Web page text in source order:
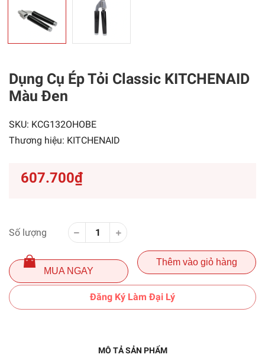
Dụng Cụ Ép Tỏi Classic KITCHENAID
Màu Đen
SKU: KCG132OHOBE
Thương hiệu: KITCHENAID
607.700₫
Số lượng
MUA NGAY
Thêm vào giỏ hàng
Đăng Ký Làm Đại Lý
MÔ TẢ SẢN PHẨM